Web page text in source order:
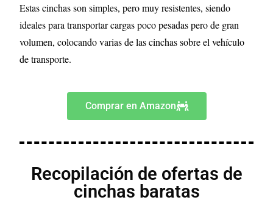
Estas cinchas son simples, pero muy resistentes, siendo
ideales para transportar cargas poco pesadas pero de gran
volumen, colocando varias de las cinchas sobre el vehículo
de transporte.
Comprar en Amazon
Recopilación de ofertas de
cinchas baratas